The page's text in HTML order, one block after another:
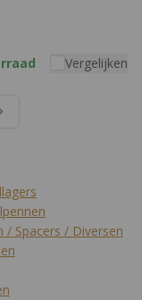
Vergelijken
pagina
/ Spacers / Diversen